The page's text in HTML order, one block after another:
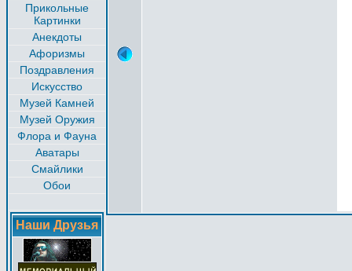
Прикольные
Картинки
Анекдоты
Афоризмы
Поздравления
Искусство
Музей Камней
Музей Оружия
Флора и Фауна
Аватары
Смайлики
Обои
Наши Друзья